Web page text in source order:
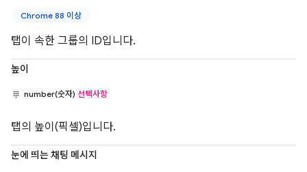
Chrome 88 이상
탭이 속한 그룹의 ID입니다.
높이
number(숫자) 선택사항
탭의 높이(픽셀)입니다.
눈에 띄는 채팅 메시지